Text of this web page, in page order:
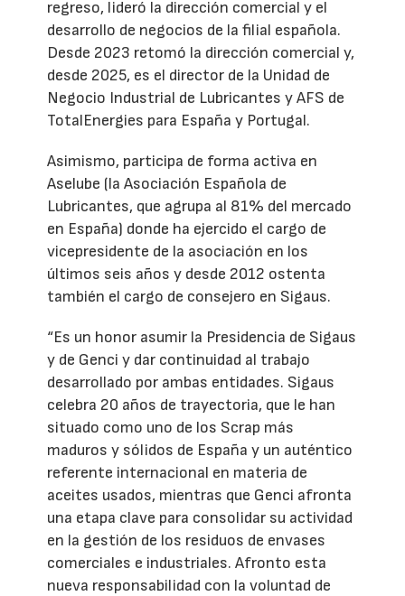
regreso, lideró la dirección comercial y el
desarrollo de negocios de la filial española.
Desde 2023 retomó la dirección comercial y,
desde 2025, es el director de la Unidad de
Negocio Industrial de Lubricantes y AFS de
TotalEnergies para España y Portugal.
Asimismo, participa de forma activa en
Aselube (la Asociación Española de
Lubricantes, que agrupa al 81% del mercado
en España) donde ha ejercido el cargo de
vicepresidente de la asociación en los
últimos seis años y desde 2012 ostenta
también el cargo de consejero en Sigaus.
“Es un honor asumir la Presidencia de Sigaus
y de Genci y dar continuidad al trabajo
desarrollado por ambas entidades. Sigaus
celebra 20 años de trayectoria, que le han
situado como uno de los Scrap más
maduros y sólidos de España y un auténtico
referente internacional en materia de
aceites usados, mientras que Genci afronta
una etapa clave para consolidar su actividad
en la gestión de los residuos de envases
comerciales e industriales. Afronto esta
nueva responsabilidad con la voluntad de